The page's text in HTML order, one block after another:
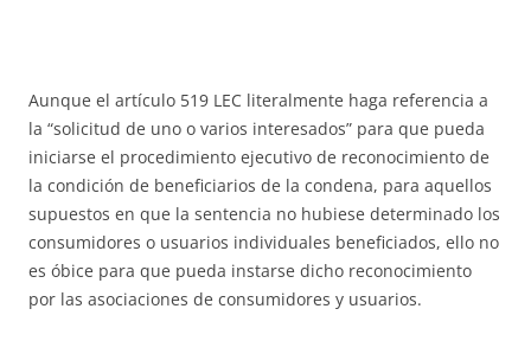
Aunque el artículo 519 LEC literalmente haga referencia a
la “solicitud de uno o varios interesados” para que pueda
iniciarse el procedimiento ejecutivo de reconocimiento de
la condición de beneficiarios de la condena, para aquellos
supuestos en que la sentencia no hubiese determinado los
consumidores o usuarios individuales beneficiados, ello no
es óbice para que pueda instarse dicho reconocimiento
por las asociaciones de consumidores y usuarios.